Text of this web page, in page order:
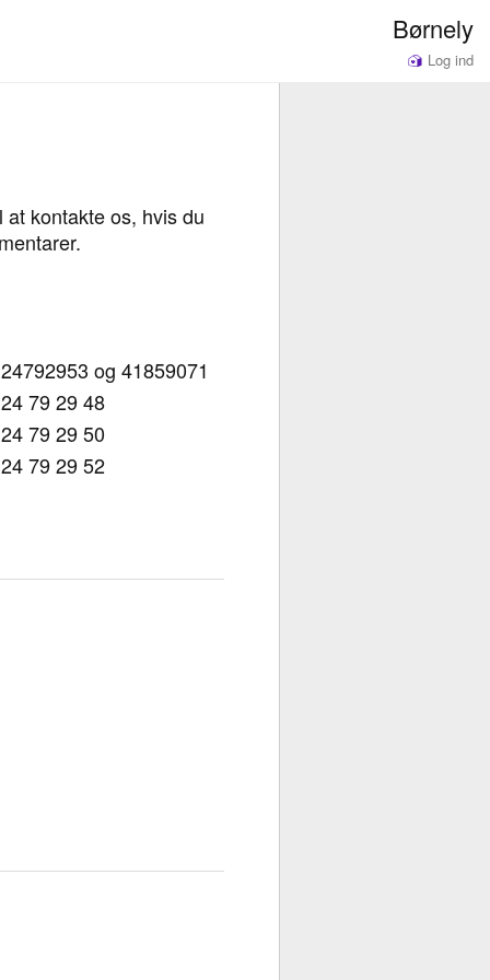
Børnely
Log ind
kontakte os, hvis du
24792953 og 41859071
24 79 29 48
24 79 29 50
24 79 29 52